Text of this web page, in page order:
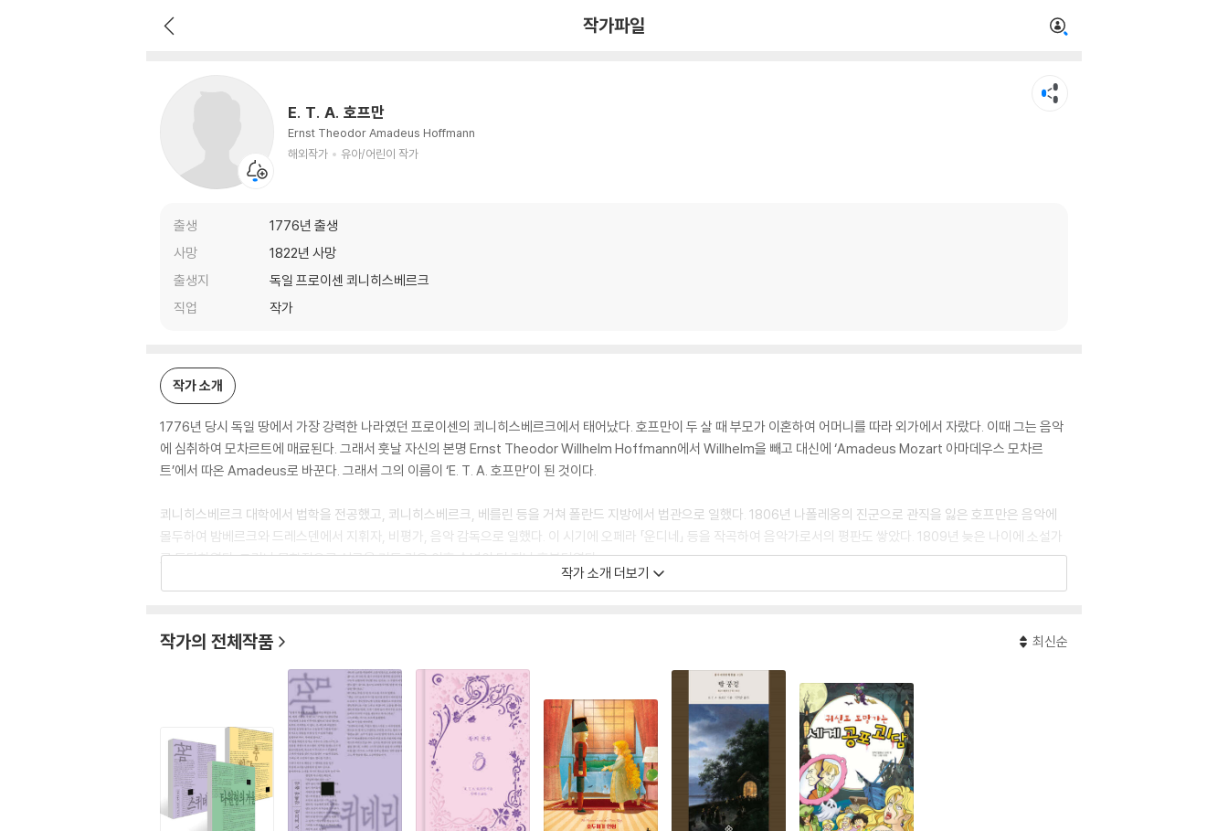
작가파일
E. T. A. 호프만
Ernst Theodor Amadeus Hoffmann
해외작가
유아/어린이 작가
출생
1776년 출생
사망
1822년 사망
출생지
독일 프로이센 쾨니히스베르크
직업
작가
작가 소개
1776년 당시 독일 땅에서 가장 강력한 나라였던 프로이센의 쾨니히스베르크에서 태어났다. 호프만이 두 살 때 부모가 이혼하여 어머니를 따라 외가에서 자랐다. 이때 그는 음악
에 심취하여 모차르트에 매료된다. 그래서 훗날 자신의 본명 Ernst Theodor Willhelm Hoffmann에서 Willhelm을 빼고 대신에 ‘Amadeus Mozart 아마데우스 모차르
트’에서 따온 Amadeus로 바꾼다. 그래서 그의 이름이 ‘E. T. A. 호프만’이 된 것이다.
쾨니히스베르크 대학에서 법학을 전공했고, 쾨니히스베르크, 베를린 등을 거쳐 폴란드 지방에서 법관으로 일했다. 1806년 나폴레옹의 진군으로 관직을 잃은 호프만은 음악에
몰두하여 밤베르크와 드레스덴에서 지휘자, 비평가, 음악 감독으로 일했다. 이 시기에 오페라 「운디네」 등을 작곡하여 음악가로서의 평판도 쌓았다. 1809년 늦은 나이에 소설가
로 등단하였다. 그러나 문학적으로 성공을 거둔 것은 이후 수년이 더 지난 후부터였다.
호프만은 『황금단지』(1814), 『악마의 묘약』(1816), 『호두까기 인형과 생쥐 대왕』(1816), 『모래 인간』(1817), 『클라인 차헤스, 치노버』(1819)), 『브람빌라공주』(1820), 『수고
양이 무어의 인생관』(1821) 등등을 발표했다, 하지만 그가 죽고 난 후 알렉상드르 뒤마가 각색한 작품을 토대로 러시아의 차이콥스키가 발레곡을 작곡해 세계적으로도 호프만
의 작품 『호두까기 인형과 생쥐 대왕』이 알려지게 되었다.
작가 소개 더보기
작가의 전체작품 최신순